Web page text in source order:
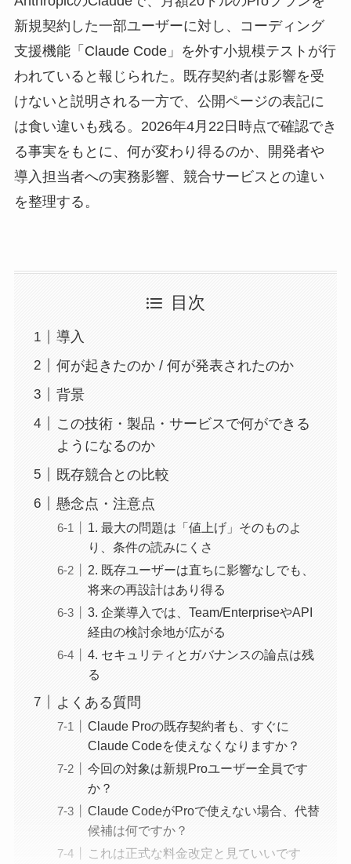
新規契約した一部ユーザーに対し、コーディング
支援機能「Claude Code」を外す小規模テストが行
われていると報じられた。既存契約者は影響を受
けないと説明される一方で、公開ページの表記に
は食い違いも残る。2026年4月22日時点で確認でき
る事実をもとに、何が変わり得るのか、開発者や
導入担当者への実務影響、競合サービスとの違い
を整理する。
目次
導入
何が起きたのか / 何が発表されたのか
背景
この技術・製品・サービスで何ができる
ようになるのか
既存競合との比較
懸念点・注意点
1. 最大の問題は「値上げ」そのものよ
り、条件の読みにくさ
2. 既存ユーザーは直ちに影響なしでも、
将来の再設計はあり得る
3. 企業導入では、Team/EnterpriseやAPI
経由の検討余地が広がる
4. セキュリティとガバナンスの論点は残
る
よくある質問
Claude Proの既存契約者も、すぐに
Claude Codeを使えなくなりますか？
今回の対象は新規Proユーザー全員です
か？
Claude CodeがProで使えない場合、代替
候補は何ですか？
これは正式な料金改定と見ていいです